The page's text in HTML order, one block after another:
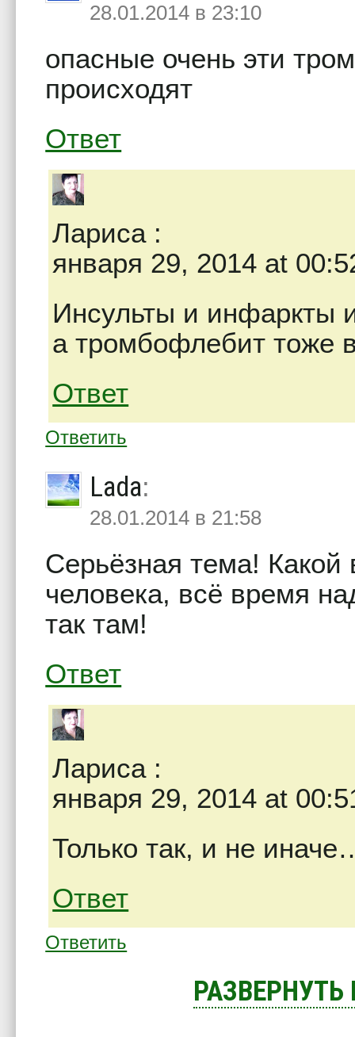
28.01.2014 в 23:10
опасные очень эти
происходят
Ответ
Лариса :
января 29, 2014 at
Инсульты и инфаркты
а тромбофлебит тоже
Ответ
Ответить
Lada:
28.01.2014 в 21:58
Серьёзная тема! Какой
человека, всё время
так там!
Ответ
Лариса :
января 29, 2014 at
Только так, и не
Ответ
Ответить